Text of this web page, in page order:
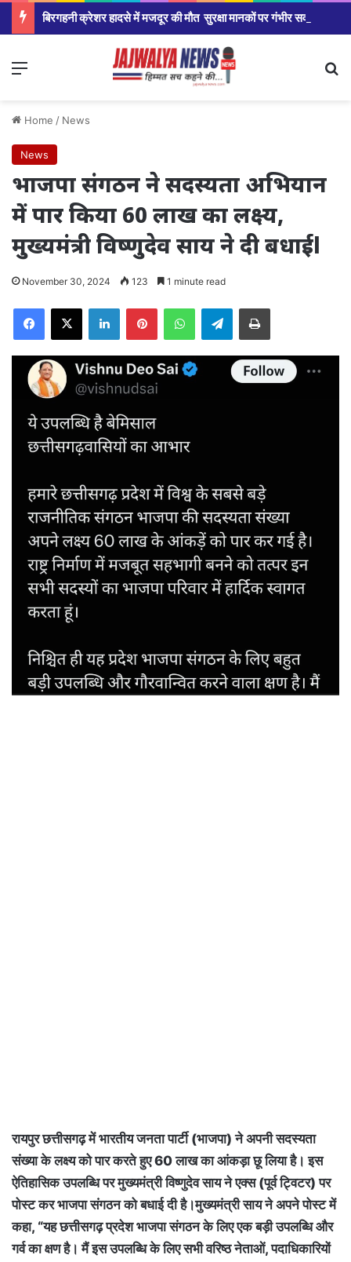
Menu
Home / News
News
भाजपा संगठन ने सदस्यता अभियान
में पार किया 60 लाख का लक्ष्य,
मुख्यमंत्री विष्णुदेव साय ने दी बधाईl
November 30, 2024 123 1 minute read
Facebook
X LinkedInPinterestWhatsAppTelegramPrint
रायपुर छत्तीसगढ़ में भारतीय जनता पार्टी (भाजपा) ने अपनी सदस्यता
संख्या के लक्ष्य को पार करते हुए 60 लाख का आंकड़ा छू लिया है। इस
ऐतिहासिक उपलब्धि पर मुख्यमंत्री विष्णुदेव साय ने एक्स (पूर्व ट्विटर) पर
पोस्ट कर भाजपा संगठन को बधाई दी है।मुख्यमंत्री साय ने अपने पोस्ट में
कहा, “यह छत्तीसगढ़ प्रदेश भाजपा संगठन के लिए एक बड़ी उपलब्धि और
गर्व का क्षण है। मैं इस उपलब्धि के लिए सभी वरिष्ठ नेताओं, पदाधिकारियों